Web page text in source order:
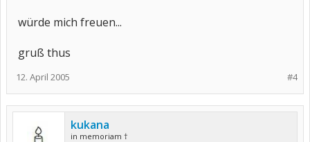
würde mich freuen...
gruß thus
#4
12. April 2005
kukana
in memoriam †